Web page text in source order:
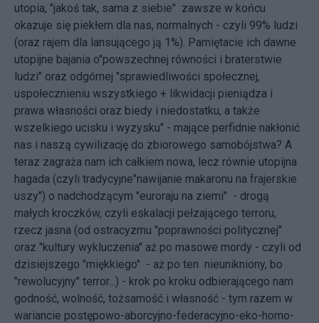
utopia, "jakoś tak, sama z siebie" zawsze w końcu
okazuje się piekłem dla nas, normalnych - czyli 99% ludzi
(oraz rajem dla lansującego ją 1%). Pamiętacie ich dawne
utopijne bajania o"powszechnej równości i braterstwie
ludzi" oraz odgórnej "sprawiedliwości społecznej,
uspołecznieniu wszystkiego + likwidacji pieniądza i
prawa własności oraz biedy i niedostatku, a także
wszelkiego ucisku i wyzysku" - mające perfidnie nakłonić
nas i naszą cywilizację do zbiorowego samobójstwa? A
teraz zagraża nam ich całkiem nowa, lecz równie utopijna
hagada (czyli tradycyjne"nawijanie makaronu na frajerskie
uszy") o nadchodzącym "euroraju na ziemi" - drogą
małych kroczków, czyli eskalacji pełzającego terroru,
rzecz jasna (od ostracyzmu "poprawności politycznej"
oraz "kultury wykluczenia" aż po masowe mordy - czyli od
dzisiejszego "miękkiego" - aż po ten nieunikniony, bo
"rewolucyjny" terror...) - krok po kroku odbierającego nam
godność, wolność, tożsamość i własność - tym razem w
wariancie postępowo-aborcyjno-federacyjno-eko-homo-